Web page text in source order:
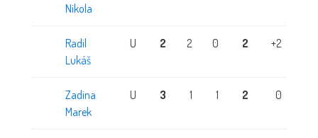
Nikola
Radil
Lukáš
U 2 2 0 2 +2
Zadina
Marek
U 3 1 1 2 0